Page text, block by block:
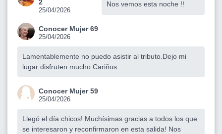
2
25/04/2026
Nos vemos esta noche !!
Conocer Mujer 69
25/04/2026
Lamentablemente no puedo asistir al tributo.Dejo mi
lugar disfruten mucho.Cariños
Conocer Mujer 59
25/04/2026
Llegó el día chicos! Muchísimas gracias a todos los que
se interesaron y reconfirmaron en esta salida! Nos